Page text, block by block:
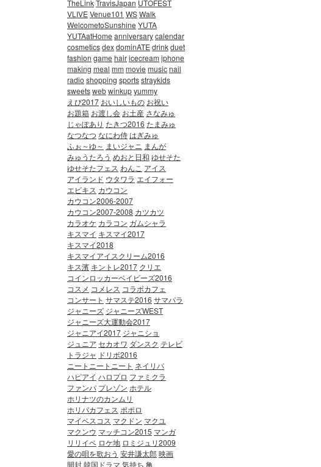
TheLinkTravisJapan UTOFEST
VLIVEVenue101 WSWalk
WelcometoSunshine YUTA
YUTAatHome anniversarycalendar
cosmeticsdexdominATEdrinkduet
fashion game hairicecream iphone
making meal mm movie musicnail
radio shopping sportsstraykids
sweetswebwinkupyummy
えび2017 おいしいもの お祝い
お題箱 お渡し会 お土産 さなみゅ
じゃぽあり たきつ2016 たまみゅ
なつなつ なにわ侍はぎみゅ
ふぉ～ゆ～ まいジャニ まんが
みゅうたろう めおと日和 ゆせそた
ゆせそたフェス わんこ アイス
アイランド ウタワラ エイフォー
エビキス カウコン
カウコン2006-2007
カウコン2007-2008 カツカツ
カラオケ カラコン ガムシャラ
キスマイ キスマイ2017
キスマイ2018
キスマイアイスクリーム2016
キス濱 キントレ2017 クリエ
コインロッカーベイビーズ2016
コスメ コメレス コラボカフェ
コンサート サマステ2016 サマパラ
ジャニーズ ジャニーズWEST
ジャニーズ大運動会2017
ジャニアイ2017 ジャニショ
ジュニア セカオワ ダンスク テレビ
トラジャ ドリボ2016
ニートニートニート ネイリパ
ハピアイ ハロプロ ファミクラ
ファンパ プレゾン ホテル
ホリナツのカンムリ
ホリパカフェス ポポロ
マイベスコス マクドン マクユ
マクンウ マッチコン2015 マンガ
リリイベ ロケ地 ロミジュリ2009
愛の唄を歌おう 安井謙太郎映画
開封韓国ドラマ 気持ち 亀